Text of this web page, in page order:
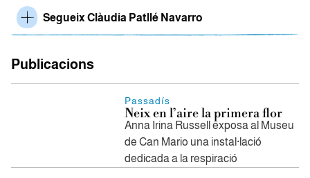
Segueix Clàudia Patllé Navarro
Publicacions
Passadís
Neix en l’aire la primera flor
Anna Irina Russell exposa al Museu
de Can Mario una instal·lació
dedicada a la respiració